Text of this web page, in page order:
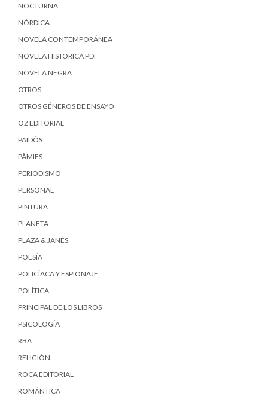
NOCTURNA
NÓRDICA
NOVELA CONTEMPORÁNEA
NOVELA HISTORICA PDF
NOVELA NEGRA
OTROS
OTROS GÉNEROS DE ENSAYO
OZ EDITORIAL
PAIDÓS
PÀMIES
PERIODISMO
PERSONAL
PINTURA
PLANETA
PLAZA & JANÉS
POESÍA
POLICÍACA Y ESPIONAJE
POLÍTICA
PRINCIPAL DE LOS LIBROS
PSICOLOGÍA
RBA
RELIGIÓN
ROCA EDITORIAL
ROMÁNTICA